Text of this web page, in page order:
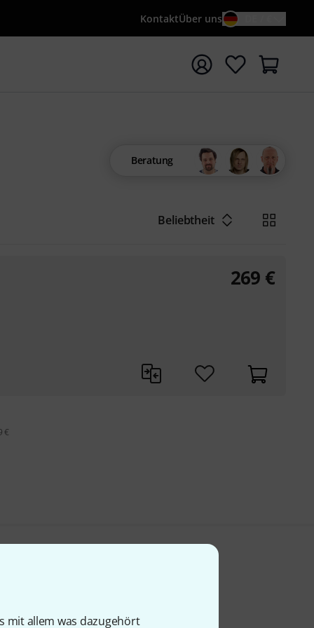
mit allem was dazugehört
KontaktÜber uns
mit Suchwort {searchTerm} starten
Beratung
Beliebtheit
269 €
€